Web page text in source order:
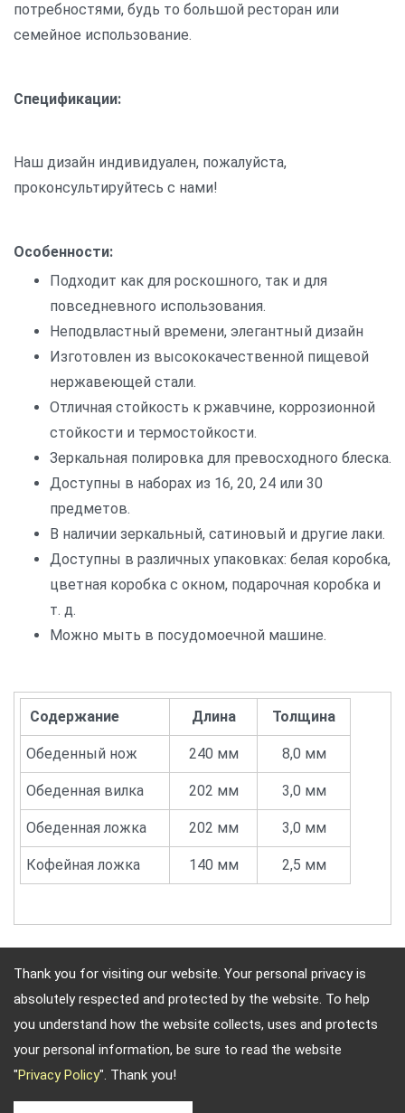
Thank you for visiting our website. Your personal privacy is
absolutely respected and protected by the website. To help
you understand how the website collects, uses and protects
your personal information, be sure to read the website
"Privacy Policy". Thank you!
потребностями, будь то большой ресторан или
семейное использование.
Спецификации:
Наш дизайн индивидуален, пожалуйста,
проконсультируйтесь с нами!
Особенности:
Подходит как для роскошного, так и для
повседневного использования.
Неподвластный времени, элегантный дизайн
Изготовлен из высококачественной пищевой
нержавеющей стали.
Отличная стойкость к ржавчине, коррозионной
стойкости и термостойкости.
Зеркальная полировка для превосходного блеска.
Доступны в наборах из 16, 20, 24 или 30
предметов.
В наличии зеркальный, сатиновый и другие лаки.
Доступны в различных упаковках: белая коробка,
цветная коробка с окном, подарочная коробка и
т. д.
Можно мыть в посудомоечной машине.
Содержание Длина Толщина
Обеденный нож 240 мм 8,0 мм
Обеденная вилка 202 мм 3,0 мм
Обеденная ложка 202 мм 3,0 мм
Кофейная ложка 140 мм 2,5 мм
Адрес: 10F, No.4, Sec.4, Jen-Ai Rd, Taipei, Republic of China
TEL: 886-2-2708-5151 ФАКС: 886-2-2703-5588
Электронная почта:
keywood@ms13.hinet.net